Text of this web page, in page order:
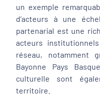
un exemple
d’acteurs à une
partenarial est une
acteurs
réseau, notamment
Bayonne Pays
culturelle sont
territoire.